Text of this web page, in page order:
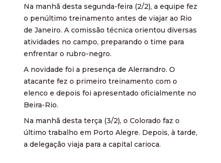
Na manhã desta segunda-feira (2/2), a equipe fez
o penúltimo treinamento antes de viajar ao Rio
de Janeiro. A comissão técnica orientou diversas
atividades no campo, preparando o time para
enfrentar o rubro-negro.
A novidade foi a presença de Alerrandro. O
atacante fez o primeiro treinamento com o
elenco e depois foi apresentado oficialmente no
Beira-Rio.
Na manhã desta terça (3/2), o Colorado faz o
último trabalho em Porto Alegre. Depois, à tarde,
a delegação viaja para a capital carioca.